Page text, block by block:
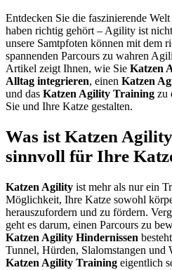
Entdecken Sie die faszinierende
haben richtig gehört – Agility ist
unsere Samtpfoten können mit dem
spannenden Parcours zu wahren
Artikel zeigt Ihnen, wie Sie Katzen
Alltag integrieren, einen Katzen
und das Katzen Agility Training zu
Sie und Ihre Katze gestalten.
Was ist Katzen
sinnvoll für Ihre
Katzen Agility ist mehr als nur ein
Möglichkeit, Ihre Katze sowohl
herauszufordern und zu fördern.
geht es darum, einen Parcours zu
Katzen Agility Hindernissen
Tunnel, Hürden, Slalomstangen und
Katzen Agility Training eigentlich